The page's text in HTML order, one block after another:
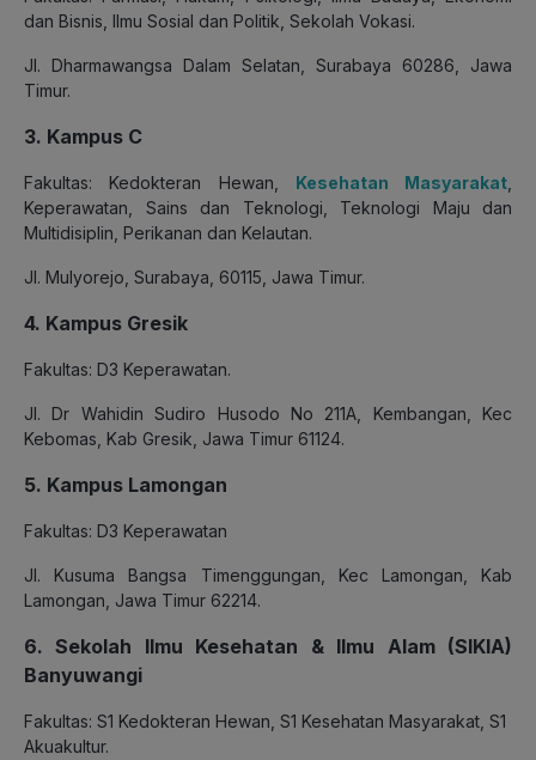
dan Bisnis, Ilmu Sosial dan Politik, Sekolah Vokasi.
Jl. Dharmawangsa Dalam Selatan, Surabaya 60286, Jawa
Timur.
3. Kampus C
Fakultas: Kedokteran Hewan, Kesehatan Masyarakat
Keperawatan, Sains dan Teknologi, Teknologi Maju dan
Multidisiplin, Perikanan dan Kelautan.
Jl. Mulyorejo, Surabaya, 60115, Jawa Timur.
4. Kampus Gresik
Fakultas: D3 Keperawatan.
Jl. Dr Wahidin Sudiro Husodo No 211A, Kembangan, Kec
Kebomas, Kab Gresik, Jawa Timur 61124.
5. Kampus Lamongan
Fakultas: D3 Keperawatan
Jl. Kusuma Bangsa Timenggungan, Kec Lamongan, Kab
Lamongan, Jawa Timur 62214.
6. Sekolah Ilmu Kesehatan & Ilmu Alam (SIKIA)
Banyuwangi
Fakultas: S1 Kedokteran Hewan, S1 Kesehatan Masyarakat, S1
Akuakultur.